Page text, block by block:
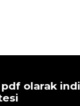
pdf olarak